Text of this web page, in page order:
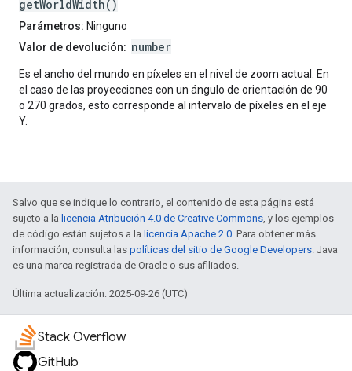
getWorldWidth()
Parámetros: Ninguno
Valor de devolución: number
Es el ancho del mundo en píxeles en el nivel de zoom actual. En
el caso de las proyecciones con un ángulo de orientación de 90
o 270 grados, esto corresponde al intervalo de píxeles en el eje
Y.
Salvo que se indique lo contrario, el contenido de esta página está
sujeto a la licencia Atribución 4.0 de Creative Commons, y los ejemplos
de código están sujetos a la licencia Apache 2.0. Para obtener más
información, consulta las políticas del sitio de Google Developers. Java
es una marca registrada de Oracle o sus afiliados.
Última actualización: 2025-09-26 (UTC)
Stack Overflow
GitHub